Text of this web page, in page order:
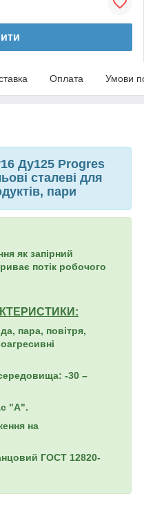
Оплата Умови
Ду125 Progres
сталеві для
пари
як запірний
потік робочого
пара, повітря,
-30 –
"А".
на
ГОСТ 12820-